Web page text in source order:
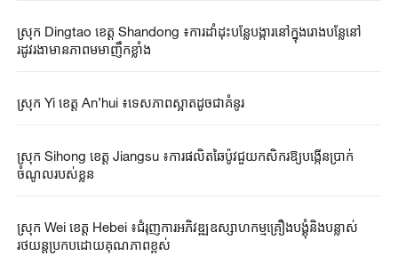
ស្រុក Dingtao ខេត្ត Shandong ៖ការដាំដុះបន្លែបង្ការនៅក្នុងរោងបន្លែនៅ
រដូវរងាមានភាពមមាញឹកខ្លាំង
ស្រុក Yi ខេត្ត An’hui ៖ទេសភាពស្អាតដូចជាគំនូរ
ស្រុក Sihong ខេត្ត Jiangsu ៖ការផលិតឆៃប៉ូវជួយកសិករឱ្យបង្កើនប្រាក់
ចំណូលរបស់ខ្លួន
ស្រុក Wei ខេត្ត Hebei ៖ជំរុញការអភិវឌ្ឍឧស្សាហកម្មគ្រឿងបង្គុំនិងបន្លាស់
រថយន្តប្រកបដោយគុណភាពខ្ពស់